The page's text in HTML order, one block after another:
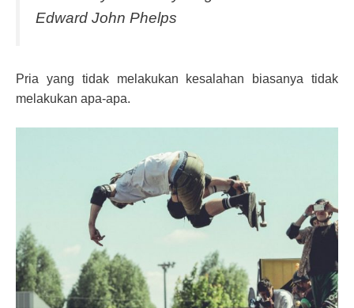
Edward John Phelps
Pria yang tidak melakukan kesalahan biasanya tidak
melakukan apa-apa.